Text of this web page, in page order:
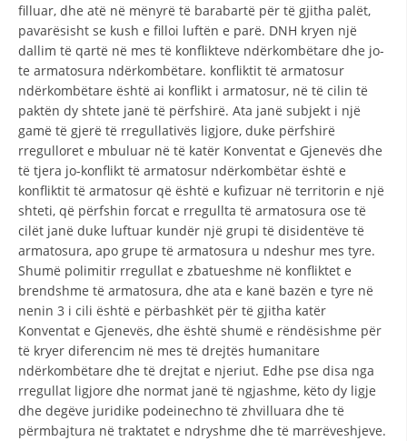
DORACAKË
STRATEGJI
MATERIAL EDUKATIVO INFORMATIV
BROCHURES
PRESENTATIONS
filluar, dhe atë në mënyrë të barabartë për të gjitha palët,
pavarësisht se kush e filloi luftën e parë. DNH kryen një
dallim të qartë në mes të konflikteve ndërkombëtare dhe jo-
te armatosura ndërkombëtare. konfliktit të armatosur
ndërkombëtare është ai konflikt i armatosur, në të cilin të
paktën dy shtete janë të përfshirë. Ata janë subjekt i një
gamë të gjerë të rregullativës ligjore, duke përfshirë
rregulloret e mbuluar në të katër Konventat e Gjenevës dhe
të tjera jo-konflikt të armatosur ndërkombëtar është e
konfliktit të armatosur që është e kufizuar në territorin e një
shteti, që përfshin forcat e rregullta të armatosura ose të
cilët janë duke luftuar kundër një grupi të disidentëve të
armatosura, apo grupe të armatosura u ndeshur mes tyre.
Shumë polimitir rregullat e zbatueshme në konfliktet e
brendshme të armatosura, dhe ata e kanë bazën e tyre në
nenin 3 i cili është e përbashkët për të gjitha katër
Konventat e Gjenevës, dhe është shumë e rëndësishme për
të kryer diferencim në mes të drejtës humanitare
ndërkombëtare dhe të drejtat e njeriut. Edhe pse disa nga
rregullat ligjore dhe normat janë të ngjashme, këto dy ligje
dhe degëve juridike podeinechno të zhvilluara dhe të
përmbajtura në traktatet e ndryshme dhe të marrëveshjeve.